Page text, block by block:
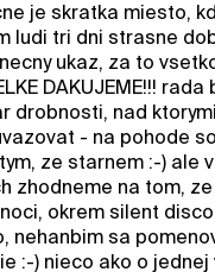
je skratka miesto,
ludi tri dni strasne
ukaz, za to
DAKUJEME!!! rada
drobnosti, nad
- na pohode
ze starnem :-) ale
zhodneme na tom, ze
okrem silent
nehanbim sa
:-) nieco ako o jednej